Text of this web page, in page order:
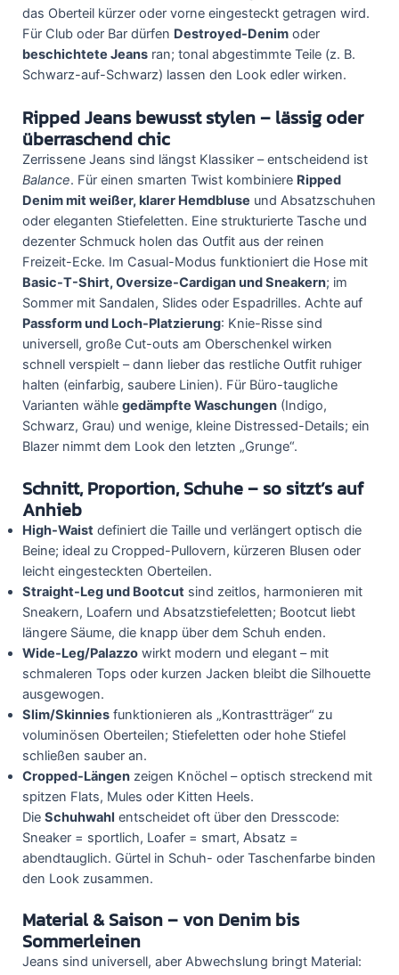
das Oberteil kürzer oder vorne eingesteckt getragen wird.
Für Club oder Bar dürfen Destroyed-Denim oder
beschichtete Jeans ran; tonal abgestimmte Teile (z. B.
Schwarz-auf-Schwarz) lassen den Look edler wirken.
Ripped Jeans bewusst stylen – lässig oder
überraschend chic
Zerrissene Jeans sind längst Klassiker – entscheidend ist
Balance. Für einen smarten Twist kombiniere Ripped
Denim mit weißer, klarer Hemdbluse und Absatzschuhen
oder eleganten Stiefeletten. Eine strukturierte Tasche und
dezenter Schmuck holen das Outfit aus der reinen
Freizeit-Ecke. Im Casual-Modus funktioniert die Hose mit
Basic-T-Shirt, Oversize-Cardigan und Sneakern; im
Sommer mit Sandalen, Slides oder Espadrilles. Achte auf
Passform und Loch-Platzierung: Knie-Risse sind
universell, große Cut-outs am Oberschenkel wirken
schnell verspielt – dann lieber das restliche Outfit ruhiger
halten (einfarbig, saubere Linien). Für Büro-taugliche
Varianten wähle gedämpfte Waschungen (Indigo,
Schwarz, Grau) und wenige, kleine Distressed-Details; ein
Blazer nimmt dem Look den letzten „Grunge“.
Schnitt, Proportion, Schuhe – so sitzt’s auf
Anhieb
High-Waist definiert die Taille und verlängert optisch die
Beine; ideal zu Cropped-Pullovern, kürzeren Blusen oder
leicht eingesteckten Oberteilen.
Straight-Leg und Bootcut sind zeitlos, harmonieren mit
Sneakern, Loafern und Absatzstiefeletten; Bootcut liebt
längere Säume, die knapp über dem Schuh enden.
Wide-Leg/Palazzo wirkt modern und elegant – mit
schmaleren Tops oder kurzen Jacken bleibt die Silhouette
ausgewogen.
Slim/Skinnies funktionieren als „Kontrastträger“ zu
voluminösen Oberteilen; Stiefeletten oder hohe Stiefel
schließen sauber an.
Cropped-Längen zeigen Knöchel – optisch streckend mit
spitzen Flats, Mules oder Kitten Heels.
Die Schuhwahl entscheidet oft über den Dresscode:
Sneaker = sportlich, Loafer = smart, Absatz =
abendtauglich. Gürtel in Schuh- oder Taschenfarbe binden
den Look zusammen.
Material & Saison – von Denim bis
Sommerleinen
Jeans sind universell, aber Abwechslung bringt Material: